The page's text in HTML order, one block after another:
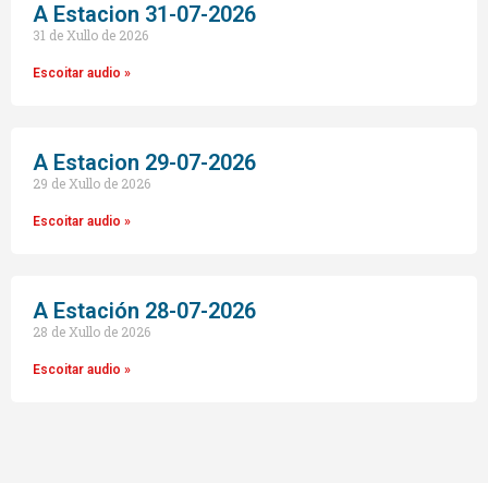
A Estacion 31-07-2026
31 de Xullo de 2026
Escoitar audio »
A Estacion 29-07-2026
29 de Xullo de 2026
Escoitar audio »
A Estación 28-07-2026
28 de Xullo de 2026
Escoitar audio »